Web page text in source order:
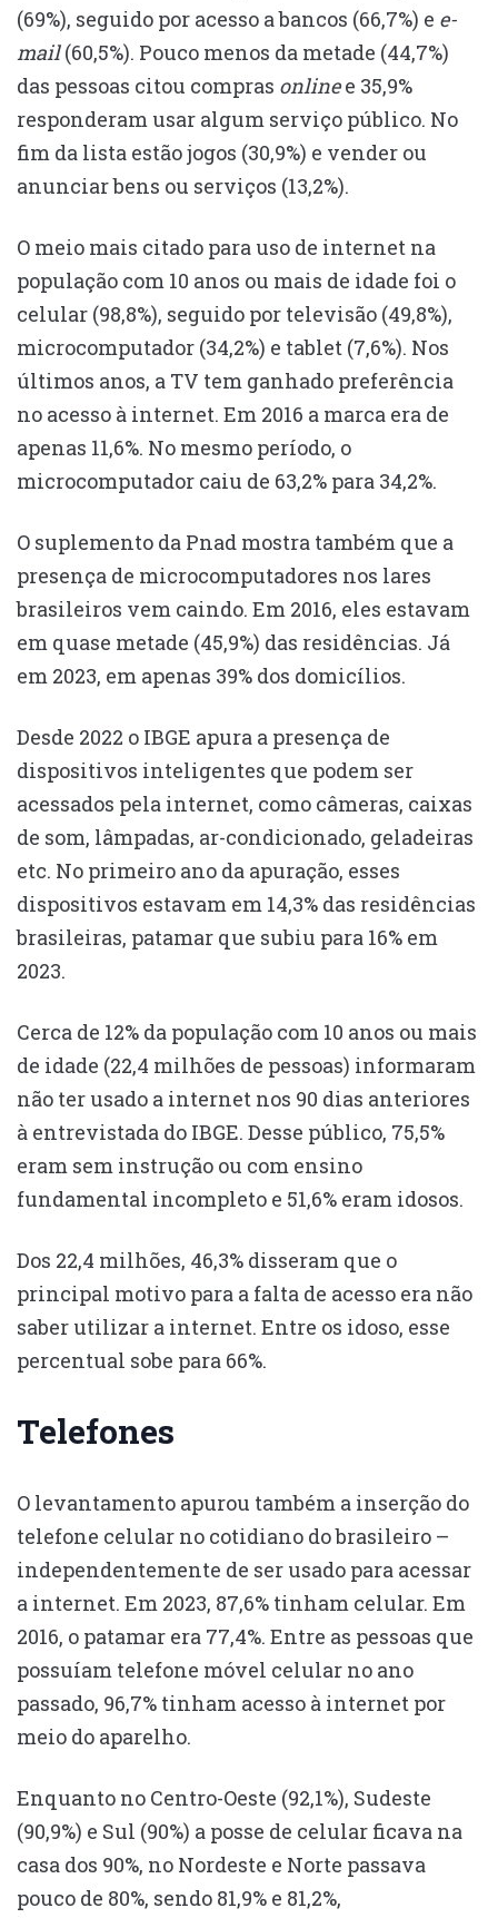
(69%), seguido por acesso a bancos (66,7%) e e-
mail(60,5%). Pouco menos da metade (44,7%)
das pessoas citou compras onlinee 35,9%
responderam usar algum serviço público. No
fim da lista estão jogos (30,9%) e vender ou
anunciar bens ou serviços (13,2%).
O meio mais citado para uso de internet na
população com 10 anos ou mais de idade foi o
celular (98,8%), seguido por televisão (49,8%),
microcomputador (34,2%) e tablet (7,6%). Nos
últimos anos, a TV tem ganhado preferência
no acesso à internet. Em 2016 a marca era de
apenas 11,6%. No mesmo período, o
microcomputador caiu de 63,2% para 34,2%.
O suplemento da Pnad mostra também que a
presença de microcomputadores nos lares
brasileiros vem caindo. Em 2016, eles estavam
em quase metade (45,9%) das residências. Já
em 2023, em apenas 39% dos domicílios.
Desde 2022 o IBGE apura a presença de
dispositivos inteligentes que podem ser
acessados pela internet, como câmeras, caixas
de som, lâmpadas, ar-condicionado, geladeiras
etc. No primeiro ano da apuração, esses
dispositivos estavam em 14,3% das residências
brasileiras, patamar que subiu para 16% em
2023.
Cerca de 12% da população com 10 anos ou mais
de idade (22,4 milhões de pessoas) informaram
não ter usado a internet nos 90 dias anteriores
à entrevistada do IBGE. Desse público, 75,5%
eram sem instrução ou com ensino
fundamental incompleto e 51,6% eram idosos.
Dos 22,4 milhões, 46,3% disseram que o
principal motivo para a falta de acesso era não
saber utilizar a internet. Entre os idoso, esse
percentual sobe para 66%.
Telefones
O levantamento apurou também a inserção do
telefone celular no cotidiano do brasileiro –
independentemente de ser usado para acessar
a internet. Em 2023, 87,6% tinham celular. Em
2016, o patamar era 77,4%. Entre as pessoas que
possuíam telefone móvel celular no ano
passado, 96,7% tinham acesso à internet por
meio do aparelho.
Enquanto no Centro-Oeste (92,1%), Sudeste
(90,9%) e Sul (90%) a posse de celular ficava na
casa dos 90%, no Nordeste e Norte passava
pouco de 80%, sendo 81,9% e 81,2%,